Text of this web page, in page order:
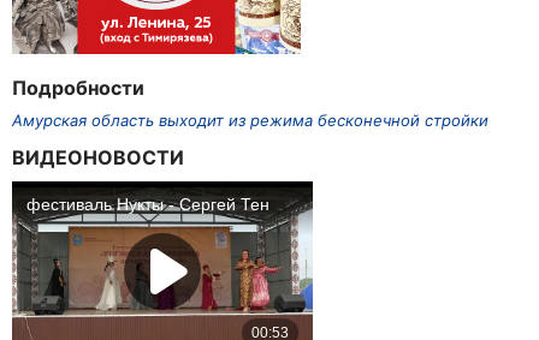
Подробности
Амурская область выходит из режима бесконечной стройки
ВИДЕОНОВОСТИ